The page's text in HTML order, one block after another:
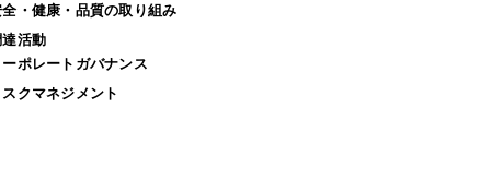
・健康・品質の取り組み
活動
ポレートガバナンス
クマネジメント